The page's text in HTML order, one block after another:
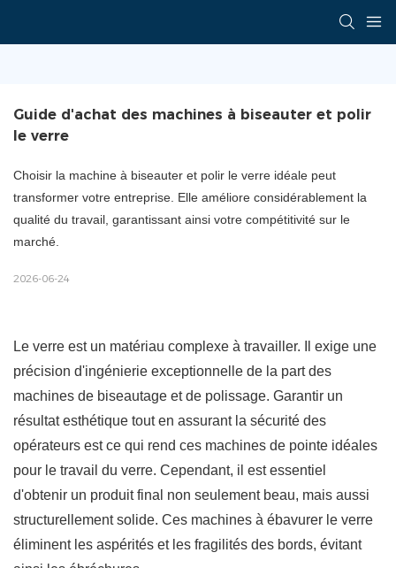
Guide d'achat des machines à biseauter et polir
le verre
Choisir la machine à biseauter et polir le verre idéale peut
transformer votre entreprise. Elle améliore considérablement la
qualité du travail, garantissant ainsi votre compétitivité sur le
marché.
2026-06-24
Le verre est un matériau complexe à travailler. Il exige une
précision d'ingénierie exceptionnelle de la part des
machines de biseautage et de polissage. Garantir un
résultat esthétique tout en assurant la sécurité des
opérateurs est ce qui rend ces machines de pointe idéales
pour le travail du verre. Cependant, il est essentiel
d'obtenir un produit final non seulement beau, mais aussi
structurellement solide. Ces machines à ébavurer le verre
éliminent les aspérités et les fragilités des bords, évitant